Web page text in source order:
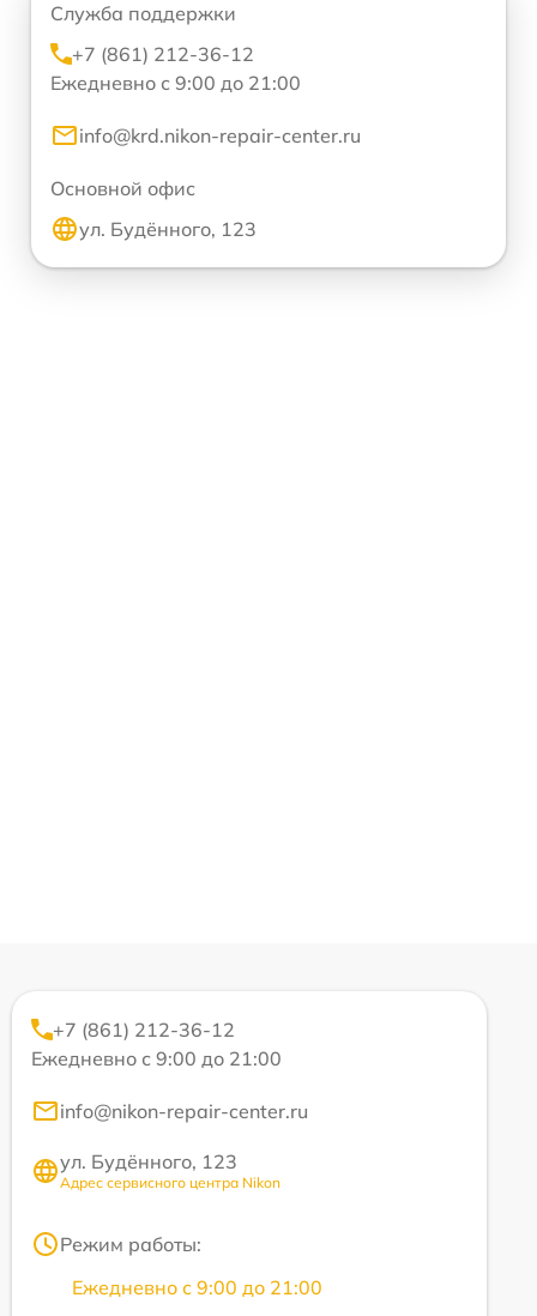
Служба поддержки
+7 (861) 212-36-12
Ежедневно с 9:00 до 21:00
info@krd.nikon-repair-center.ru
Основной офис
ул. Будённого, 123
+7 (861) 212-36-12
Ежедневно с 9:00 до 21:00
info@nikon-repair-center.ru
ул. Будённого, 123
Адрес сервисного центра Nikon
Режим работы:
Ежедневно с 9:00 до 21:00